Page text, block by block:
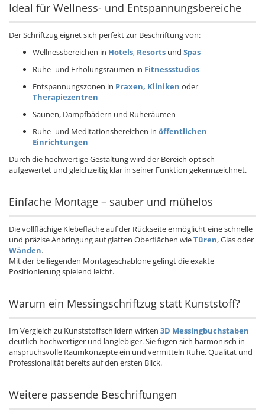
Ideal für Wellness- und Entspannungsbereiche
Der Schriftzug eignet sich perfekt zur Beschriftung von:
Wellnessbereichen in Hotels, Resorts und Spas
Ruhe- und Erholungsräumen in Fitnessstudios
Entspannungszonen in Praxen, Kliniken oder
Therapiezentren
Saunen, Dampfbädern und Ruheräumen
Ruhe- und Meditationsbereichen in öffentlichen
Einrichtungen
Durch die hochwertige Gestaltung wird der Bereich optisch
aufgewertet und gleichzeitig klar in seiner Funktion gekennzeichnet.
Einfache Montage – sauber und mühelos
Die vollflächige Klebefläche auf der Rückseite ermöglicht eine schnelle
und präzise Anbringung auf glatten Oberflächen wieTüren, Glas oder
Wänden.
Mit der beiliegenden Montageschablone gelingt die exakte
Positionierung spielend leicht.
Warum ein Messingschriftzug statt Kunststoff?
Im Vergleich zu Kunststoffschildern wirken 3D Messingbuchstaben
deutlich hochwertiger und langlebiger. Sie fügen sich harmonisch in
anspruchsvolle Raumkonzepte ein und vermitteln Ruhe, Qualität und
Professionalität bereits auf den ersten Blick.
Weitere passende Beschriftungen